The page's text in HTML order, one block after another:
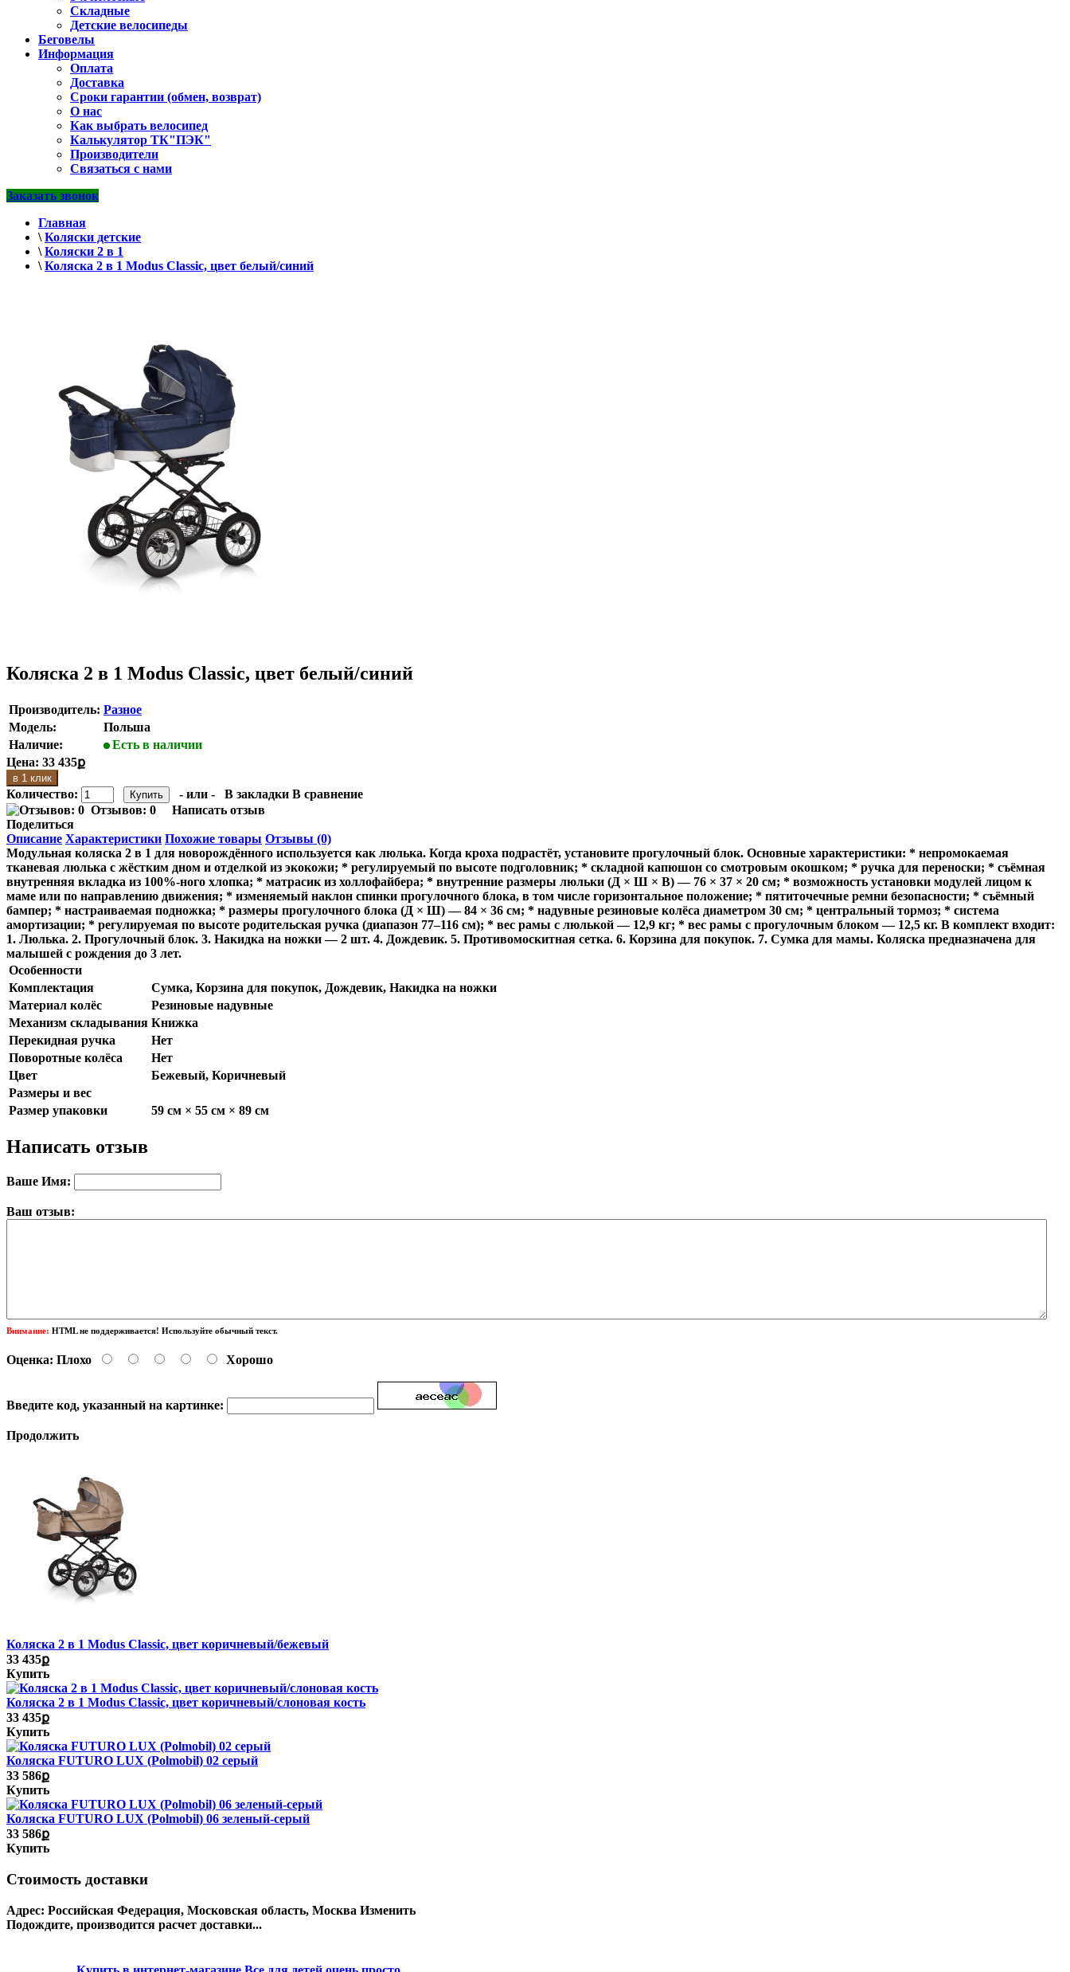
Складные
Детские велосипеды
Беговелы
Информация
Оплата
Доставка
Сроки гарантии (обмен, возврат)
О нас
Как выбрать велосипед
Калькулятор ТК"ПЭК"
Производители
Связаться с нами
Заказать звонок
Главная
\Коляски детские
\Коляски 2 в 1
\Коляска 2 в 1 Modus Classic, цвет белый/синий
Коляска 2 в 1 Modus Classic, цвет белый/синий
Производитель: Разное
Модель:
Польша
Наличие:
Есть в наличии
Цена: 33 435ք
в 1 клик
Количество: - или - В закладки В сравнение
Отзывов: 0
Написать отзыв
Поделиться
Описание Характеристики Похожие товары Отзывы (0)
Модульная коляска 2 в 1 для новорождённого используется как люлька. Когда кроха подрастёт, установите прогулочный блок. Основные характеристики: * непромокаемая
тканевая люлька с жёстким дном и отделкой из экокожи; * регулируемый по высоте подголовник; * складной капюшон со смотровым окошком; * ручка для переноски; * съёмная
внутренняя вкладка из 100%-ного хлопка; * матрасик из холлофайбера; * внутренние размеры люльки (Д × Ш × В) — 76 × 37 × 20 см; * возможность установки модулей лицом к
маме или по направлению движения; * изменяемый наклон спинки прогулочного блока, в том числе горизонтальное положение; * пятиточечные ремни безопасности; * съёмный
бампер; * настраиваемая подножка; * размеры прогулочного блока (Д × Ш) — 84 × 36 см; * надувные резиновые колёса диаметром 30 см; * центральный тормоз; * система
амортизации; * регулируемая по высоте родительская ручка (диапазон 77–116 см); * вес рамы с люлькой — 12,9 кг; * вес рамы с прогулочным блоком — 12,5 кг. В комплект входит:
1. Люлька. 2. Прогулочный блок. 3. Накидка на ножки — 2 шт. 4. Дождевик. 5. Противомоскитная сетка. 6. Корзина для покупок. 7. Сумка для мамы. Коляска предназначена для
малышей с рождения до 3 лет.
Особенности
Комплектация
Сумка, Корзина для покупок, Дождевик, Накидка на ножки
Материал колёс
Резиновые надувные
Механизм складывания Книжка
Перекидная ручка
Нет
Поворотные колёса
Нет
Цвет
Бежевый, Коричневый
Размеры и вес
Размер упаковки
59 см × 55 см × 89 см
Написать отзыв
Ваше Имя:
Ваш отзыв:
Внимание: HTML не поддерживается! Используйте обычный текст.
Оценка: Плохо Хорошо
Введите код, указанный на картинке:
Продолжить
Коляска 2 в 1 Modus Classic, цвет коричневый/бежевый
33 435ք
Купить
Коляска 2 в 1 Modus Classic, цвет коричневый/слоновая кость
33 435ք
Купить
Коляска FUTURO LUX (Polmobil) 02 серый
33 586ք
Купить
Коляска FUTURO LUX (Polmobil) 06 зеленый-серый
33 586ք
Купить
Стоимость доставки
Адрес: Российская Федерация, Московская область, Москва Изменить
Подождите, производится расчет доставки...